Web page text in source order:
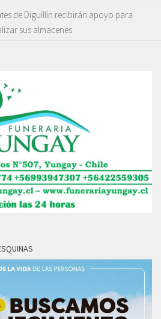
de Diguillín recibirán apoyo para
sus almacenes